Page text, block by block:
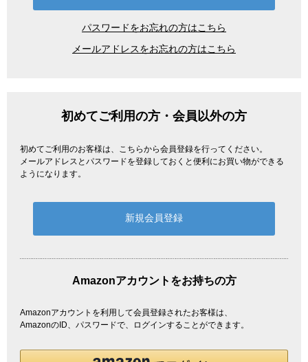
パスワードをお忘れの方はこちら
メールアドレスをお忘れの方はこちら
初めてご利用の方・会員以外の方
初めてご利用のお客様は、こちらから会員登録を行ってください。
メールアドレスとパスワードを登録しておくと便利にお買い物ができる
ようになります。
Amazonアカウントをお持ちの方
Amazonアカウントを利用して会員登録されたお客様は、
AmazonのID、パスワードで、ログインすることができます。